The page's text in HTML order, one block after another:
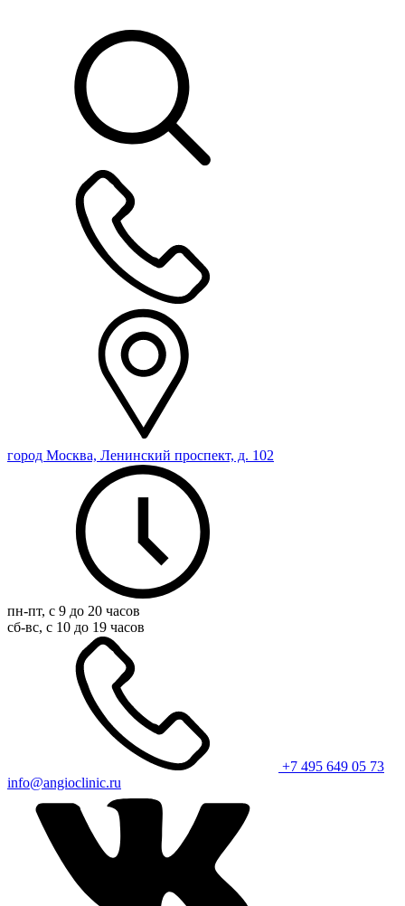
город Москва, Ленинский проспект, д. 102
пн-пт, с 9 до 20 часов
сб-вс, с 10 до 19 часов
+7 495 649 05 73
info@angioclinic.ru